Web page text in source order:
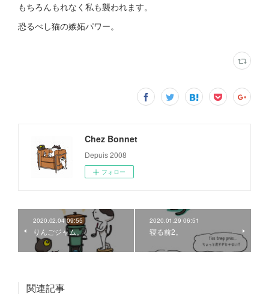
もちろんもれなく私も襲われます。
恐るべし猫の嫉妬パワー。
Chez Bonnet
Depuis 2008
フォロー
2020.02.04 09:55
りんごジャム。
2020.01.29 06:51
寝る前2。
関連記事